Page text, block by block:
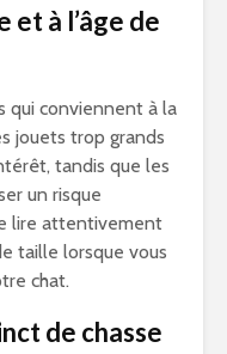
et à l’âge de
qui conviennent à la
jouets trop grands
tandis que les
un risque
lire attentivement
taille lorsque vous
chat.
de chasse